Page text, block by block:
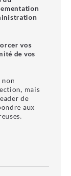
vos
de vos
non
mais
de
aux